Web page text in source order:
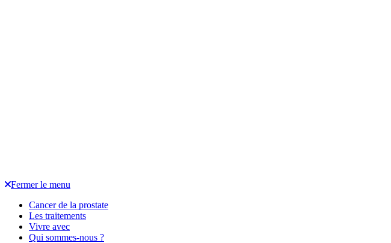
Fermer le menu
Cancer de la prostate
Les traitements
Vivre avec
Qui sommes-nous ?